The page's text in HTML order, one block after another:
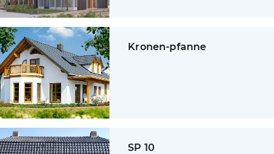
Kronen-pfanne
SP 10